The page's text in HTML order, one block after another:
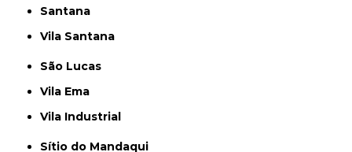
Santana
Vila Santana
São Lucas
Vila Ema
Vila Industrial
Sítio do Mandaqui